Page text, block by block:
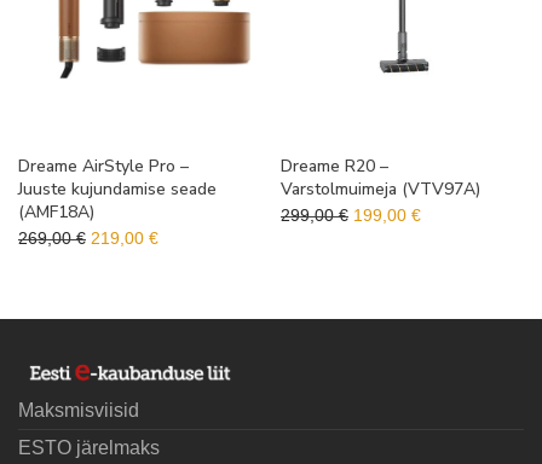
Dreame AirStyle Pro –
Juuste kujundamise seade
(AMF18A)
269,00€ Algne hind oli: 269,00 €.
219,00 €Praegune hind on: 219,00 €.
Dreame R20 –
Varstolmuimeja (VTV97A)
299,00€ Algne hind oli: 299,00 €.
199,00 €Praegune hind
Maksmisviisid
ESTO järelmaks